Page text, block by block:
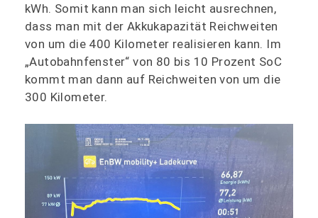
kWh. Somit kann man sich leicht ausrechnen,
dass man mit der Akkukapazität Reichweiten
von um die 400 Kilometer realisieren kann. Im
„Autobahnfenster“ von 80 bis 10 Prozent SoC
kommt man dann auf Reichweiten von um die
300 Kilometer.